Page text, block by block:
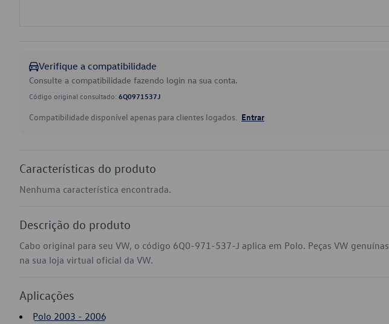
Verifique a compatibilidade
Consulte a compatibilidade fazendo login na sua conta.
Código original consultado: 6Q0971537J
Compatibilidade disponível apenas para clientes logados. Entrar
Características do produto
Nenhuma característica encontrada.
Descrição do produto
Cabo original para seu VW, o código 6Q0-971-537-J aplica em Polo. Peças VW genuínas
na sua loja virtual oficial da VW.
Aplicações
Polo 2003 - 2006